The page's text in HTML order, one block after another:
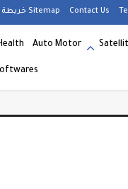
خريطة الموقع Sitemap Contact Us
Auto Motor